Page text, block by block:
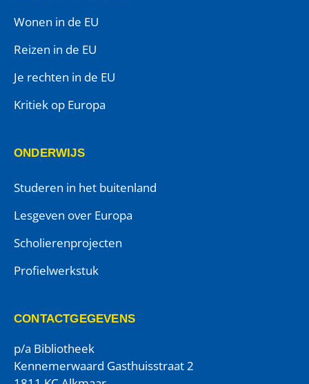
Wonen in de EU
Reizen in de EU
Je rechten in de EU
Kritiek op Europa
ONDERWIJS
Studeren in het buitenland
Lesgeven over Europa
Scholierenprojecten
Profielwerkstuk
CONTACTGEGEVENS
p/a Bibliotheek
Kennemerwaard Gasthuisstraat 2